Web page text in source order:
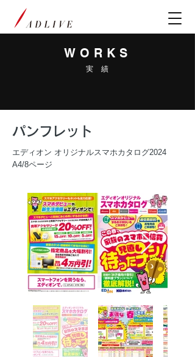
WORKS
実 績
パンフレット
エディオン オリジナルスマホカタログ2024
A4/8ページ